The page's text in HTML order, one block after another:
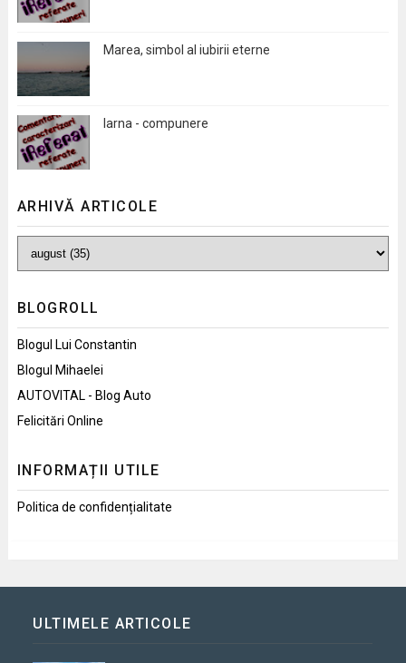
Marea, simbol al iubirii eterne
Iarna - compunere
ARHIVĂ ARTICOLE
BLOGROLL
Blogul Lui Constantin
Blogul Mihaelei
AUTOVITAL - Blog Auto
Felicitări Online
INFORMAȚII UTILE
Politica de confidențialitate
ULTIMELE ARTICOLE